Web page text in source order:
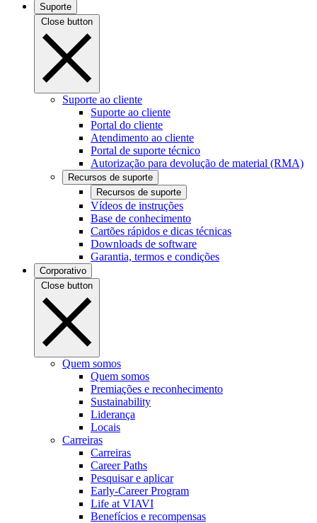
Suporte
Close button
Suporte ao cliente
Suporte ao cliente
Portal do cliente
Atendimento ao cliente
Portal de suporte técnico
Autorização para devolução de material (RMA)
Recursos de suporte
Recursos de suporte
Vídeos de instruções
Base de conhecimento
Cartões rápidos e dicas técnicas
Downloads de software
Garantia, termos e condições
Corporativo
Close button
Quem somos
Quem somos
Premiações e reconhecimento
Sustainability
Liderança
Locais
Carreiras
Carreiras
Career Paths
Pesquisar e aplicar
Early-Career Program
Life at VIAVI
Benefícios e recompensas